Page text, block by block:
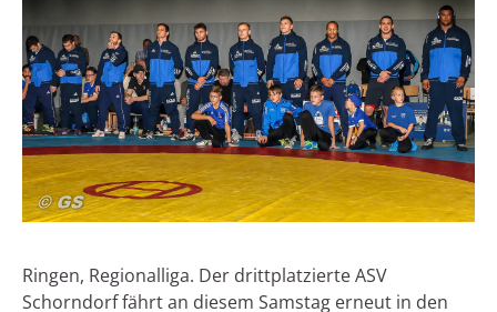
Ringen, Regionalliga. Der drittplatzierte ASV
Schorndorf fährt an diesem Samstag erneut in den